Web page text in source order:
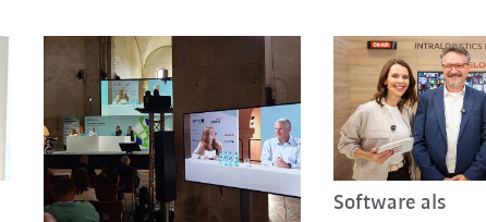
Software als